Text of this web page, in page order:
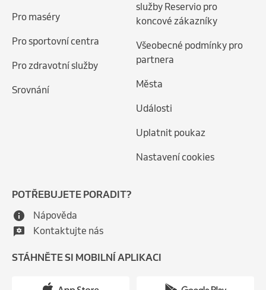
Pro maséry
Pro sportovní centra
Pro zdravotní služby
Srovnání
služby Reservio pro
koncové zákazníky
Všeobecné podmínky pro
partnera
Města
Události
Uplatnit poukaz
Nastavení cookies
POTŘEBUJETE PORADIT?
Nápověda
Kontaktujte nás
STÁHNĚTE SI MOBILNÍ APLIKACI